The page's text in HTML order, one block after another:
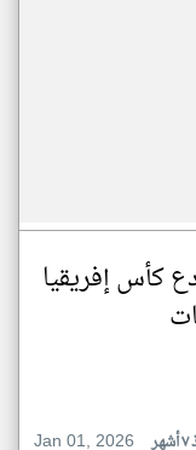
كأس إفريقيا
Jan 01, 2026